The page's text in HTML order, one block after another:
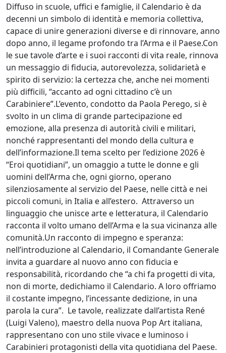
Diffuso in scuole, uffici e famiglie, il Calendario è da
decenni un simbolo di identità e memoria collettiva,
capace di unire generazioni diverse e di rinnovare, anno
dopo anno, il legame profondo tra l’Arma e il Paese.Con
le sue tavole d’arte e i suoi racconti di vita reale, rinnova
un messaggio di fiducia, autorevolezza, solidarietà e
spirito di servizio: la certezza che, anche nei momenti
più difficili, “accanto ad ogni cittadino c’è un
Carabiniere”.L’evento, condotto da Paola Perego, si è
svolto in un clima di grande partecipazione ed
emozione, alla presenza di autorità civili e militari,
nonché rappresentanti del mondo della cultura e
dell’informazione.Il tema scelto per l’edizione 2026 è
“Eroi quotidiani”, un omaggio a tutte le donne e gli
uomini dell’Arma che, ogni giorno, operano
silenziosamente al servizio del Paese, nelle città e nei
piccoli comuni, in Italia e all’estero. Attraverso un
linguaggio che unisce arte e letteratura, il Calendario
racconta il volto umano dell’Arma e la sua vicinanza alle
comunità.Un racconto di impegno e speranza:
nell’introduzione al Calendario, il Comandante Generale
invita a guardare al nuovo anno con fiducia e
responsabilità, ricordando che “a chi fa progetti di vita,
non di morte, dedichiamo il Calendario. A loro offriamo
il costante impegno, l’incessante dedizione, in una
parola la cura”. Le tavole, realizzate dall’artista René
(Luigi Valeno), maestro della nuova Pop Art italiana,
rappresentano con uno stile vivace e luminoso i
Carabinieri protagonisti della vita quotidiana del Paese.